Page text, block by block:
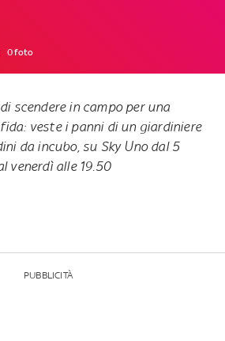
0 foto
scendere in campo per una
veste i panni di un giardiniere
da incubo, su Sky Uno dal 5
venerdì alle 19.50
PUBBLICITÀ